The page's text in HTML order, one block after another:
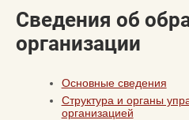
Сведения об
организации
Основные сведения
Структура и органы
организацией